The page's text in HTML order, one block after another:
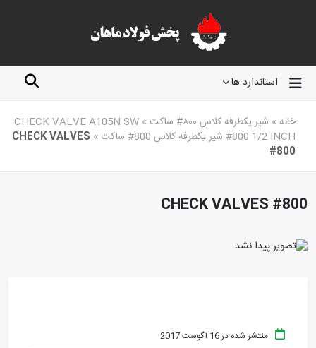
استاندارد ها
خانه » شیر یکطرفه کلاس ۸۰۰# ساکت »
CHECK VALVE A105N SW
#800 1/2 INCH شیر یکطرفه کلاس 800# ساکت
»
CHECK VALVES
#800
CHECK VALVES #800
منتشر شده در 16 آگوست 2017